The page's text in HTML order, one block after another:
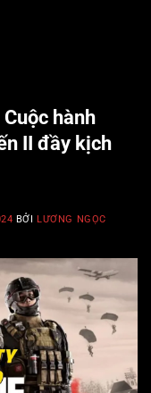
hành
II đầy kịch
BỞI LƯƠNG NGỌC